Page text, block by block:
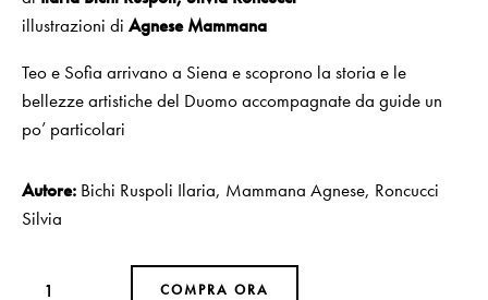
illustrazioni di Agnese Mammana
Teo e Sofia arrivano a Siena e scoprono la storia e le
bellezze artistiche del Duomo accompagnate da guide un
po’ particolari
Autore: Bichi Ruspoli Ilaria, Mammana Agnese, Roncucci
Silvia
COMPRA ORA